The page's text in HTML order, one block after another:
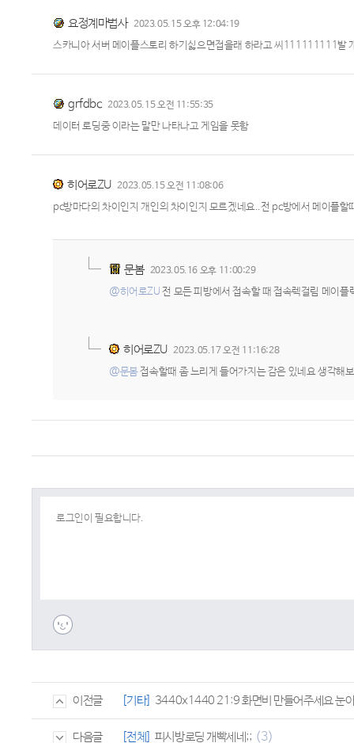
요정계마법사 2023.05.15 오후 12:04:19
스카니아 서버 메이플스토리 하기싫으면접을래 하라고 씨111111111발
grfdbc 2023.05.15 오전 11:55:35
데이터 로딩중 이라는 말만 나타나고 게임을 못함
히어로ZU 2023.05.15 오전 11:08:06
pc방마다의 차이인지 개인의 차이인지 모르겠네요..전 pc방에서 메이플할
문봄 2023.05.16 오후 11:00:29
@히어로ZU 전 모든 피방에서 접속할 때 접속렉걸림 메이플
히어로ZU 2023.05.17 오전 11:16:28
@문봄접속할때 좀 느리게 들어가지는 감은 있네요 생각해
이전글 [기타] 3440x1440 21:9 화면비 만들어주세요 눈
다음글 [전체] 피시방로딩 개빡세네;; (3)